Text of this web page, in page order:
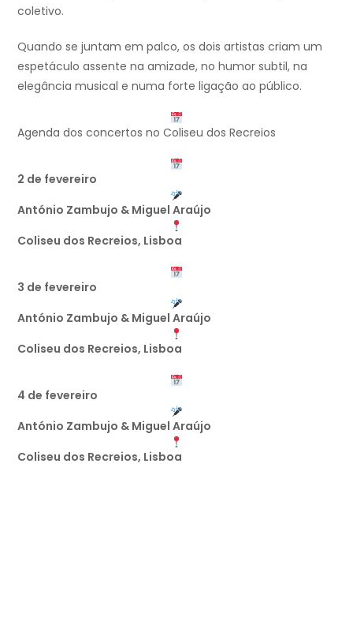
coletivo.
Quando se juntam em palco, os dois artistas criam um
espetáculo assente na amizade, no humor subtil, na
elegância musical e numa forte ligação ao público.
Agenda dos concertos no Coliseu dos Recreios
2 de fevereiro
António Zambujo & Miguel Araújo
Coliseu dos Recreios, Lisboa
3 de fevereiro
António Zambujo & Miguel Araújo
Coliseu dos Recreios, Lisboa
4 de fevereiro
António Zambujo & Miguel Araújo
Coliseu dos Recreios, Lisboa